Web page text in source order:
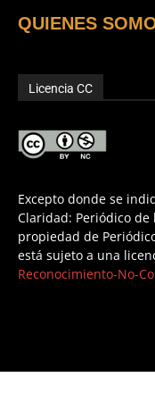
QUIENES
Licencia CC
Excepto donde se
Claridad: Periódico
propiedad de
está sujeto a una
Reconocimiento-No-